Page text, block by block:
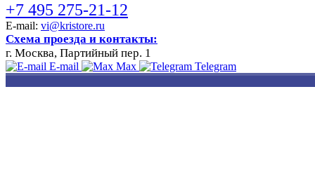
+7 495 275-21-12
E-mail: vi@kristore.ru
Схема проезда и контакты:
г. Москва, Партийный пер. 1
E-mail Max Telegram